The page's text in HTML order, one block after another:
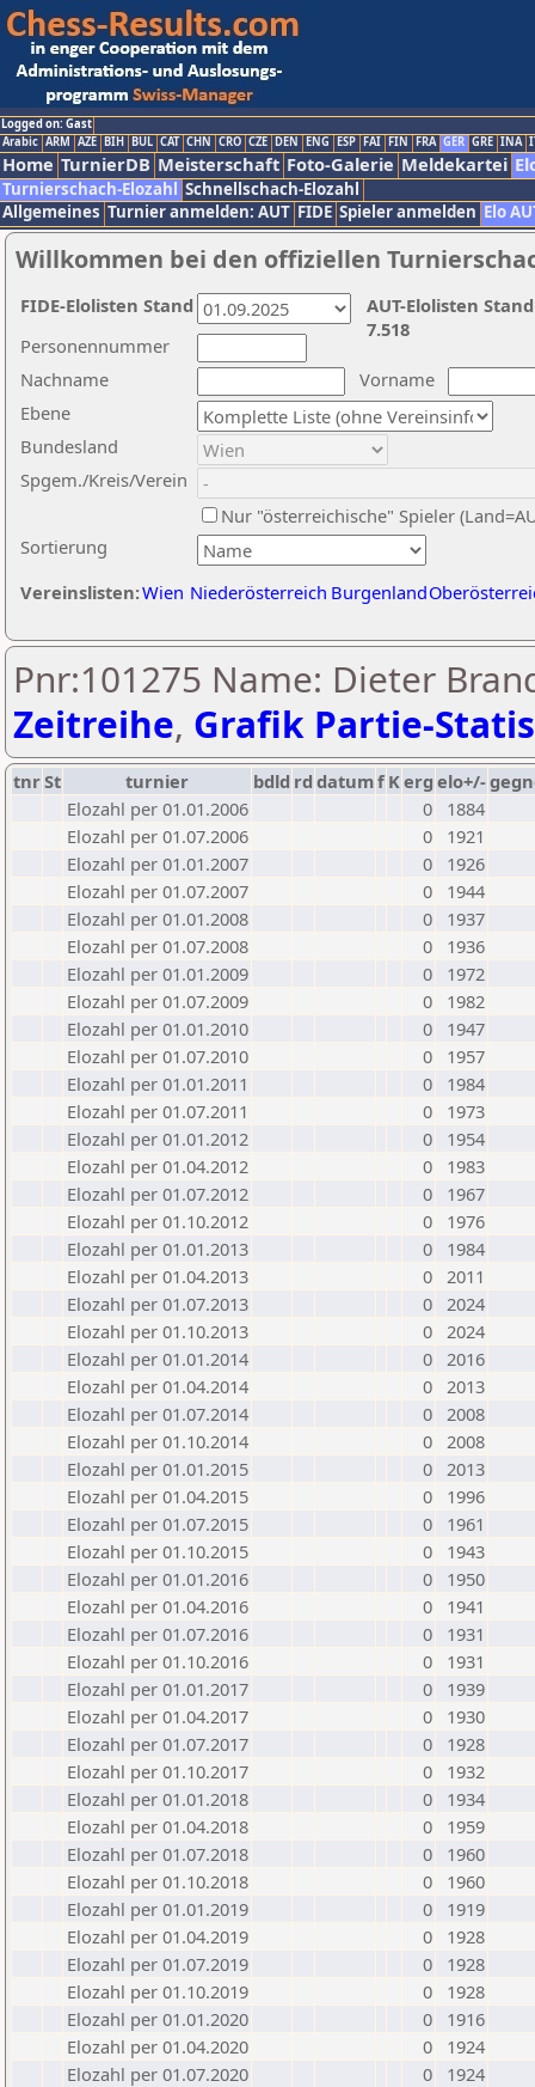
Logged on: Gast
Arabic ARM AZE BIH BUL CAT CHN CRO CZE DEN ENG ESP FAI FIN FRA GER GRE INA
Home TurnierDB Meisterschaft Foto-Galerie Meldekartei
Turnierschach-Elozahl Schnellschach-Elozahl
Allgemeines Turnier anmelden: AUT FIDE Spieler anmelden Elo
Willkommen bei den offiziellen
Nachname
Vorname
Ebene
Sortierung
Personennummer
Bundesland
Spgem./Kreis/Verein
Nur "österreichische" Spieler
Vereinslisten:Wien Niederösterreich Burgenland
AUT-Elolisten
7.518
FIDE-Elolisten Stand
Pnr:101275 Name: Dieter
Zeitreihe, Grafik Partie-
tnrSt turnier bdld rd datumf Kerg elo+/-
Elozahl per 01.01.2006
0
1884
Elozahl per 01.07.2006
0
1921
Elozahl per 01.01.2007
0
1926
Elozahl per 01.07.2007
0
1944
Elozahl per 01.01.2008
0
1937
Elozahl per 01.07.2008
0
1936
Elozahl per 01.01.2009
0
1972
Elozahl per 01.07.2009
0
1982
Elozahl per 01.01.2010
0
1947
Elozahl per 01.07.2010
0
1957
Elozahl per 01.01.2011
0
1984
Elozahl per 01.07.2011
0
1973
Elozahl per 01.01.2012
0
1954
Elozahl per 01.04.2012
0
1983
Elozahl per 01.07.2012
0
1967
Elozahl per 01.10.2012
0
1976
Elozahl per 01.01.2013
0
1984
Elozahl per 01.04.2013
0 2011
Elozahl per 01.07.2013
0 2024
Elozahl per 01.10.2013
0 2024
Elozahl per 01.01.2014
0 2016
Elozahl per 01.04.2014
0 2013
Elozahl per 01.07.2014
0 2008
Elozahl per 01.10.2014
0 2008
Elozahl per 01.01.2015
0 2013
Elozahl per 01.04.2015
0
1996
Elozahl per 01.07.2015
0
1961
Elozahl per 01.10.2015
0
1943
Elozahl per 01.01.2016
0
1950
Elozahl per 01.04.2016
0
1941
Elozahl per 01.07.2016
0
1931
Elozahl per 01.10.2016
0
1931
Elozahl per 01.01.2017
0
1939
Elozahl per 01.04.2017
0
1930
Elozahl per 01.07.2017
0
1928
Elozahl per 01.10.2017
0
1932
Elozahl per 01.01.2018
0
1934
Elozahl per 01.04.2018
0
1959
Elozahl per 01.07.2018
0
1960
Elozahl per 01.10.2018
0
1960
Elozahl per 01.01.2019
0
1919
Elozahl per 01.04.2019
0
1928
Elozahl per 01.07.2019
0
1928
Elozahl per 01.10.2019
0
1928
Elozahl per 01.01.2020
0
1916
Elozahl per 01.04.2020
0
1924
Elozahl per 01.07.2020
0
1924